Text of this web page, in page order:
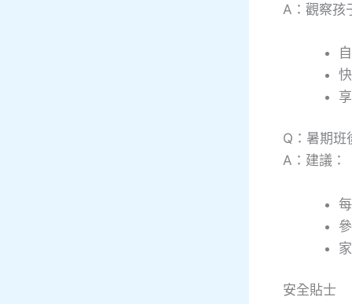
A：觀察孩
Q：暑期班
A：建議：
安全貼士